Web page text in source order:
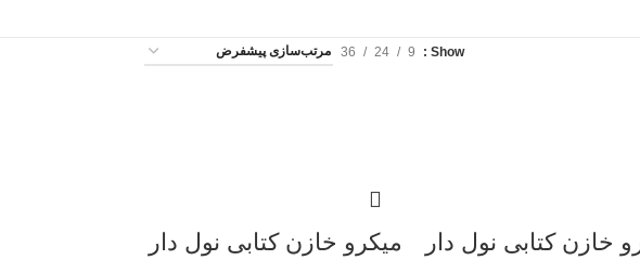
Show
9
24
36
خازن کتابی نول دار
میکرو خازن کتابی نول دار